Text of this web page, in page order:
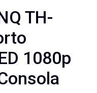
TH-
1080p